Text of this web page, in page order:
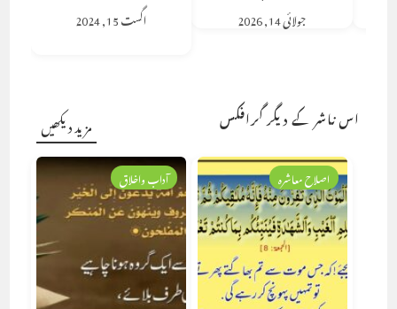
جولائی 14, 2026 اگست 15, 2024
اس ناشر کے دیگر گرافکس مزید دیکھیں
آداب واخلاق اصلاح معاشرہ